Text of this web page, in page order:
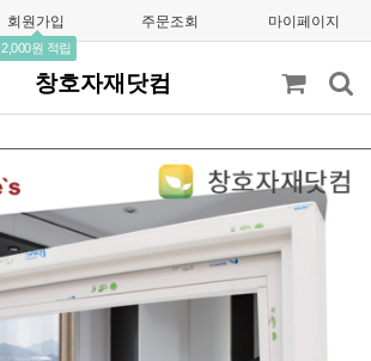
회원가입
2,000원 적립
주문조회 마이페이지
창호자재닷컴